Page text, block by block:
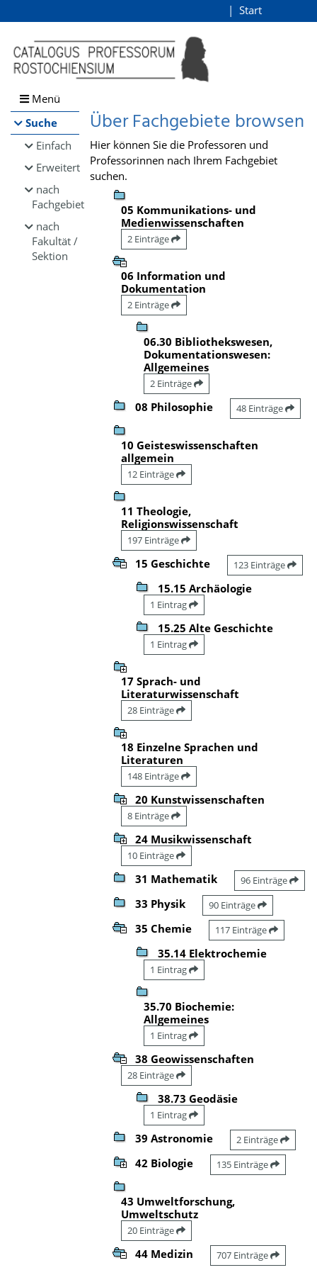
Browsen
direkt zum Inhalt
Start
Menü
Suche
Einfach
Erweitert
nach
Fachgebiet
nach
Fakultät /
Sektion
Über Fachgebiete browsen
Hier können Sie die Professoren und
Professorinnen nach Ihrem Fachgebiet
suchen.
05 Kommunikations- und
Medienwissenschaften
2 Einträge
06 Information und
Dokumentation
2 Einträge
06.30 Bibliothekswesen,
Dokumentationswesen:
Allgemeines
2 Einträge
08 Philosophie 48 Einträge
10 Geisteswissenschaften
allgemein
12 Einträge
11 Theologie,
Religionswissenschaft
197 Einträge
15 Geschichte 123 Einträge
15.15 Archäologie
1 Eintrag
15.25 Alte Geschichte
1 Eintrag
17 Sprach- und
Literaturwissenschaft
28 Einträge
18 Einzelne Sprachen und
Literaturen
148 Einträge
20 Kunstwissenschaften
8 Einträge
24 Musikwissenschaft
10 Einträge
31 Mathematik 96 Einträge
33 Physik 90 Einträge
35 Chemie 117 Einträge
35.14 Elektrochemie
1 Eintrag
35.70 Biochemie:
Allgemeines
1 Eintrag
38 Geowissenschaften
28 Einträge
38.73 Geodäsie
1 Eintrag
39 Astronomie 2 Einträge
42 Biologie 135 Einträge
43 Umweltforschung,
Umweltschutz
20 Einträge
44 Medizin 707 Einträge